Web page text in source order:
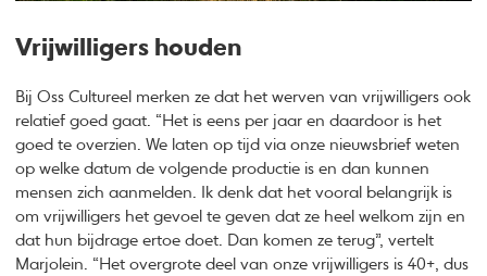
Vrijwilligers houden
Bij Oss Cultureel merken ze dat het werven van vrijwilligers ook
relatief goed gaat. “Het is eens per jaar en daardoor is het
goed te overzien. We laten op tijd via onze nieuwsbrief weten
op welke datum de volgende productie is en dan kunnen
mensen zich aanmelden. Ik denk dat het vooral belangrijk is
om vrijwilligers het gevoel te geven dat ze heel welkom zijn en
dat hun bijdrage ertoe doet. Dan komen ze terug”, vertelt
Marjolein. “Het overgrote deel van onze vrijwilligers is 40+, dus